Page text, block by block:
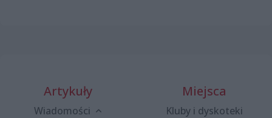
Artykuły
Wiadomości
Miejsca
Kluby i dyskoteki